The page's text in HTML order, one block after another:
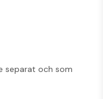
separat och som